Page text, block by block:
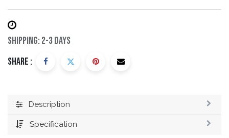
Shipping: 2-3 Days
Share :
Description
Specification